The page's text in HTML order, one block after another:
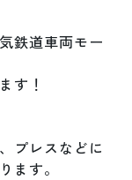
鉄道車両モー
す！
プレスなどに
ます。